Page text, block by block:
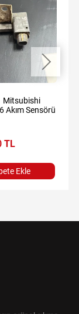
Akım Sensörü
TL
Ekle